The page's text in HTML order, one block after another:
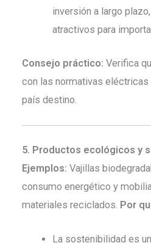
inversión a largo
atractivos para
Consejo práctico: Verifica
con las normativas eléctricas
país destino.
5. Productos ecológicos y
Ejemplos: Vajillas
consumo energético y
materiales reciclados. Por
La sostenibilidad es